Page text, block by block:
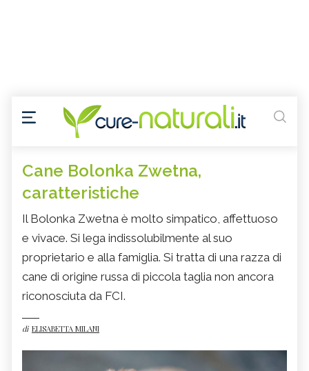
Cane Bolonka Zwetna,
caratteristiche
Il Bolonka Zwetna è molto simpatico, affettuoso
e vivace. Si lega indissolubilmente al suo
proprietario e alla famiglia. Si tratta di una razza di
cane di origine russa di piccola taglia non ancora
riconosciuta da FCI.
di ELISABETTA MILANI